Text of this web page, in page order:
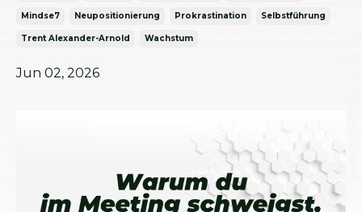
Mindse7 Neupositionierung Prokrastination Selbstführung
Trent Alexander-Arnold Wachstum
Jun 02, 2026